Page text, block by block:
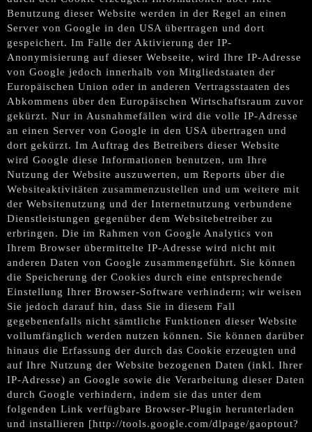
Benutzung dieser Website werden in der Regel an einen
Server von Google in den USA übertragen und dort
gespeichert. Im Falle der Aktivierung der IP-
Anonymisierung auf dieser Webseite, wird Ihre IP-Adresse
von Google jedoch innerhalb von Mitgliedstaaten der
Europäischen Union oder in anderen Vertragsstaaten des
Abkommens über den Europäischen Wirtschaftsraum zuvor
gekürzt. Nur in Ausnahmefällen wird die volle IP-Adresse
an einen Server von Google in den USA übertragen und
dort gekürzt. Im Auftrag des Betreibers dieser Website
wird Google diese Informationen benutzen, um Ihre
Nutzung der Website auszuwerten, um Reports über die
Websiteaktivitäten zusammenzustellen und um weitere mit
der Websitenutzung und der Internetnutzung verbundene
Dienstleistungen gegenüber dem Websitebetreiber zu
erbringen. Die im Rahmen von Google Analytics von
Ihrem Browser übermittelte IP-Adresse wird nicht mit
anderen Daten von Google zusammengeführt. Sie können
die Speicherung der Cookies durch eine entsprechende
Einstellung Ihrer Browser-Software verhindern; wir weisen
Sie jedoch darauf hin, dass Sie in diesem Fall
gegebenenfalls nicht sämtliche Funktionen dieser Website
vollumfänglich werden nutzen können. Sie können darüber
hinaus die Erfassung der durch das Cookie erzeugten und
auf Ihre Nutzung der Website bezogenen Daten (inkl. Ihrer
IP-Adresse) an Google sowie die Verarbeitung dieser Daten
durch Google verhindern, indem sie das unter dem
folgenden Link verfügbare Browser-Plugin herunterladen
und installieren [http://tools.google.com/dlpage/gaoptout?